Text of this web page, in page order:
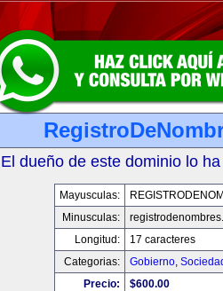
El dueño de este dominio lo
Mayusculas:
Minusculas:
Longitud:
17 caracteres
Categorias:
Gobierno,
Precio:
$600.00